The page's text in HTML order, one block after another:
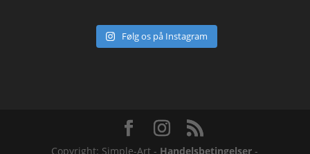
Følg os på Instagram
Copyright: Simple-Art - Handelsbetingelser -